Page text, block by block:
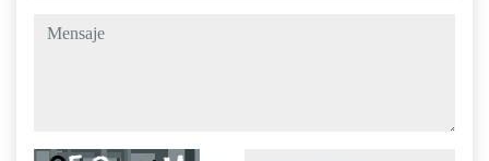
mensaje